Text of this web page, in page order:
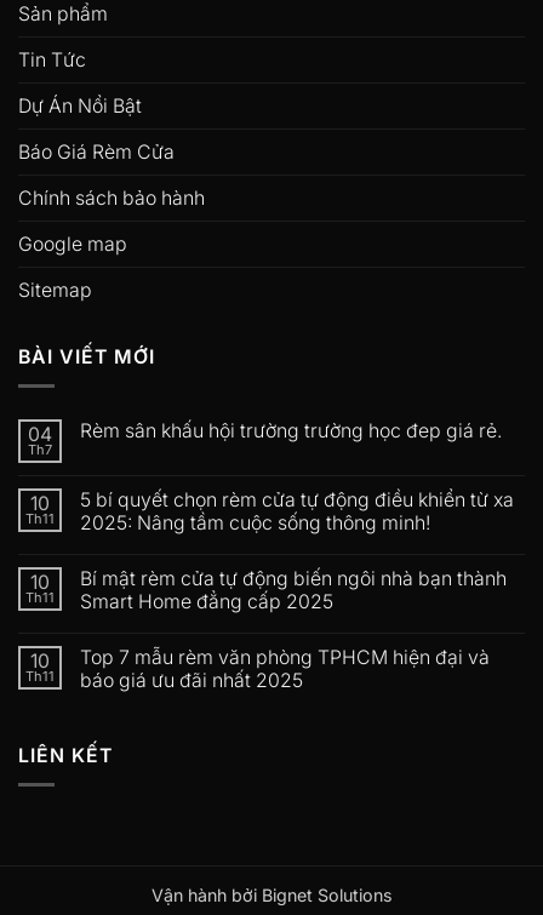
Sản phẩm
Tin Tức
Dự Án Nổi Bật
Báo Giá Rèm Cửa
Chính sách bảo hành
Google map
Sitemap
BÀI VIẾT MỚI
04
Th7
Rèm sân khấu hội trường trường học đep giá rẻ.
10
Th11
5 bí quyết chọn rèm cửa tự động điều khiển từ xa
2025: Nâng tầm cuộc sống thông minh!
10
Th11
Bí mật rèm cửa tự động biến ngôi nhà bạn thành
Smart Home đẳng cấp 2025
10
Th11
Top 7 mẫu rèm văn phòng TPHCM hiện đại và
báo giá ưu đãi nhất 2025
LIÊN KẾT
Vận hành bởi Bignet Solutions